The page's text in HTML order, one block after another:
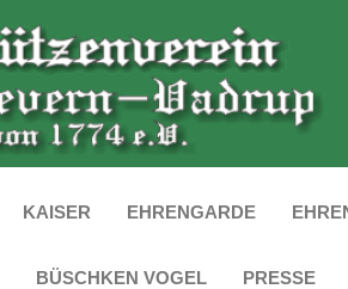
KAISER EHRENGARDE
BÜSCHKEN VOGEL PRESSE